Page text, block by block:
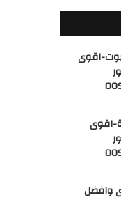
اقوى
اقوى
وافضل